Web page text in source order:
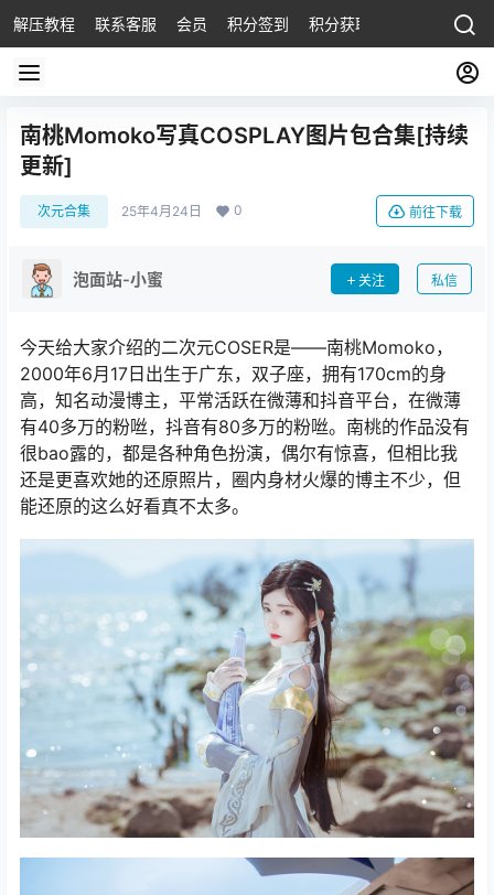
解压教程 联系客服 会员 积分签到 积分获取
南桃Momoko写真COSPLAY图片包合集[持续
更新]
次元合集 25年4月24日 0 前往下载
泡面站-小蜜 关注 私信
今天给大家介绍的二次元COSER是——南桃Momoko，
2000年6月17日出生于广东，双子座，拥有170cm的身
高，知名动漫博主，平常活跃在微薄和抖音平台，在微薄
有40多万的粉咝，抖音有80多万的粉咝。南桃的作品没有
很bao露的，都是各种角色扮演，偶尔有惊喜，但相比我
还是更喜欢她的还原照片，圈内身材火爆的博主不少，但
能还原的这么好看真不太多。